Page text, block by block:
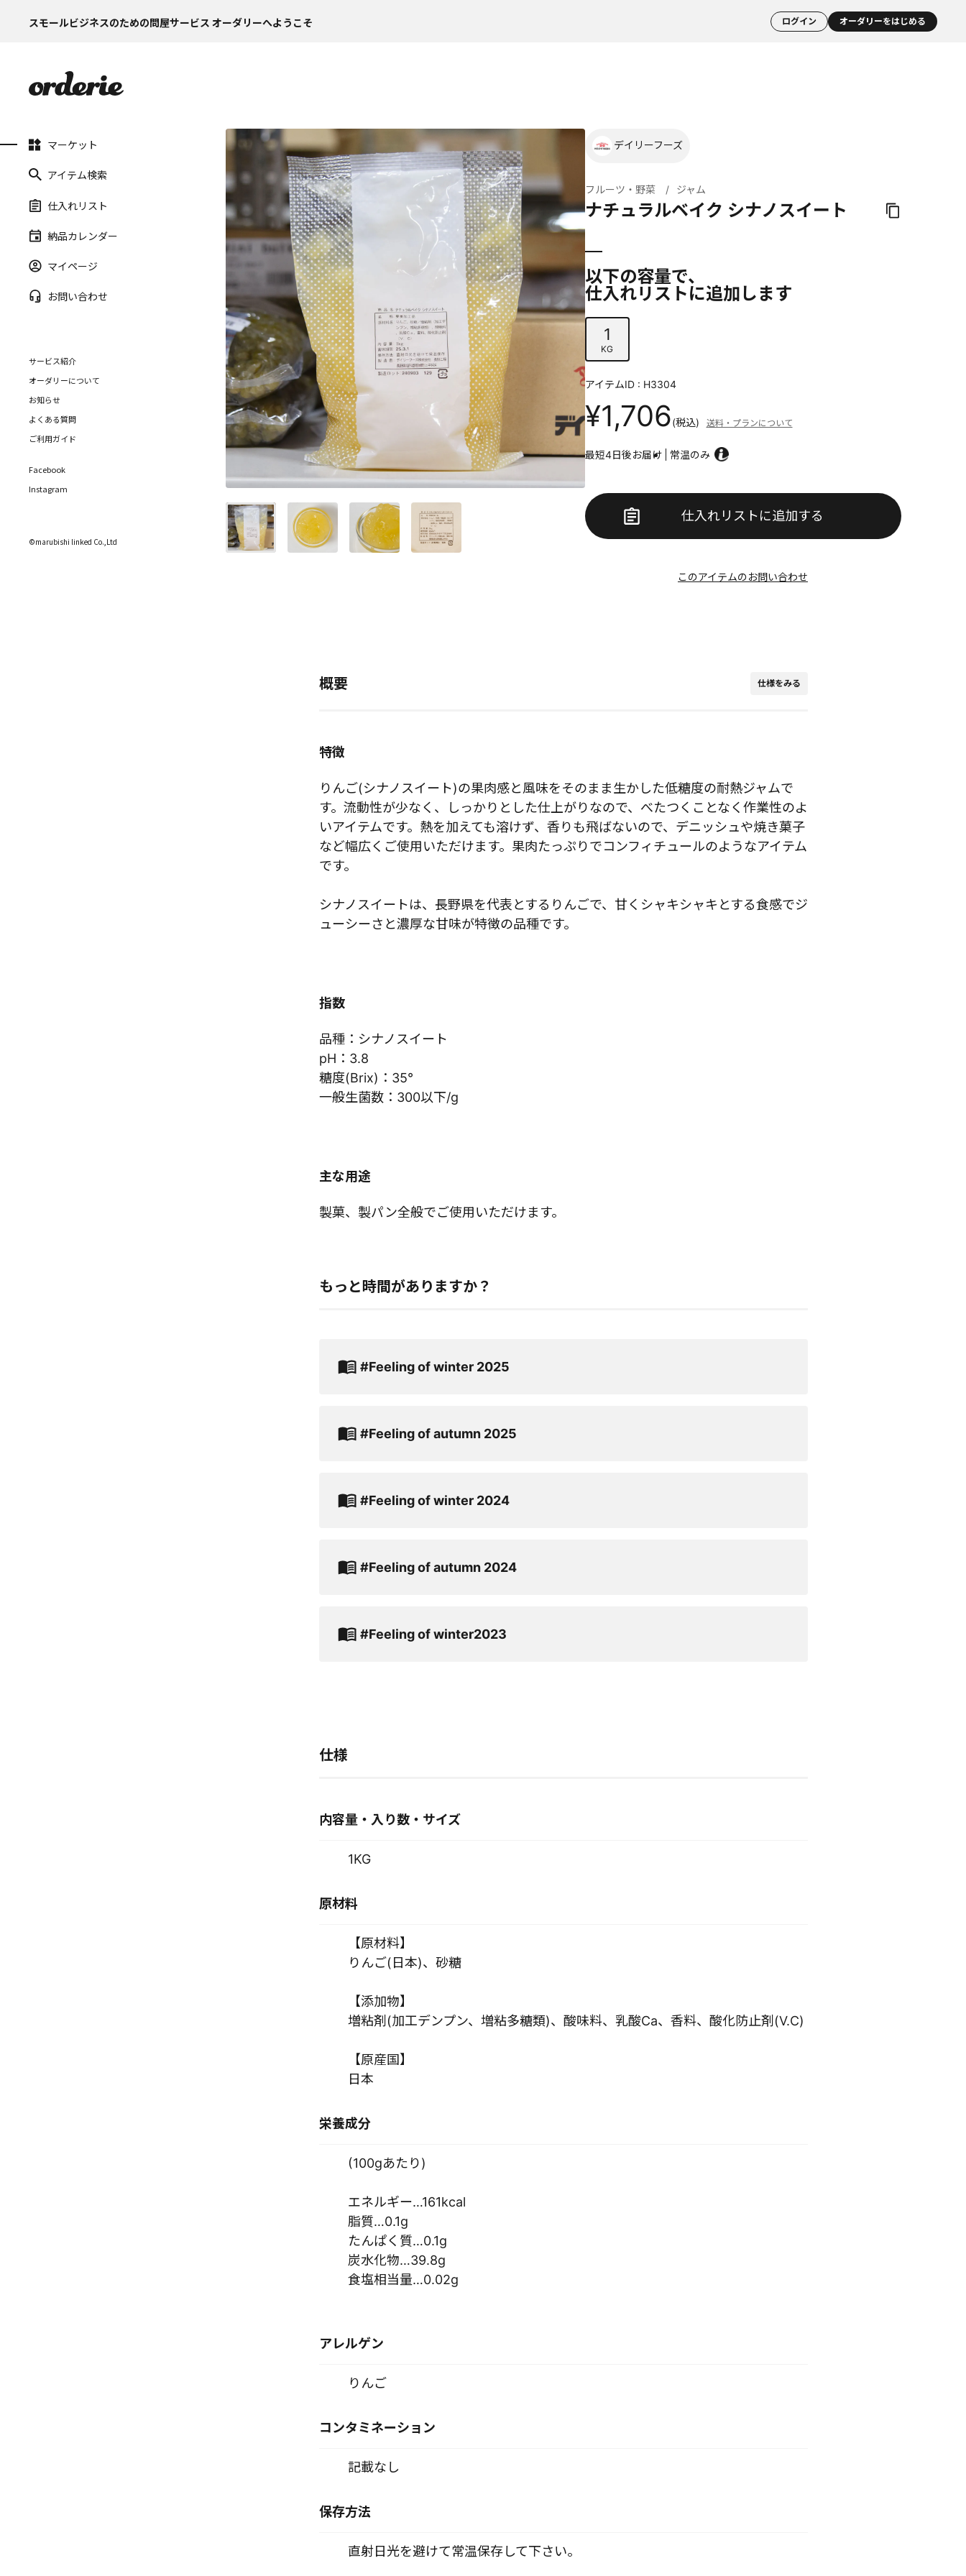
スモールビジネスのための問屋サービス オーダリーへようこそ ログイン オーダリーをはじめる
マーケット
アイテム検索
仕入れリスト
納品カレンダー
マイページ
お問い合わせ
サービス紹介
オーダリーについて
お知らせ
よくある質問
ご利用ガイド
Facebook
Instagram
©marubishi linked Co.,Ltd
デイリーフーズ
フルーツ・野菜 ジャム
ナチュラルベイク シナノスイート
以下の容量で、
仕入れリストに追加します
1
KG
アイテムID : H3304
¥1,706(税込) 送料・プランについて
最短4日後お届け 常温のみ
仕入れリストに追加する
このアイテムのお問い合わせ
概要 仕様をみる
特徴
りんご(シナノスイート)の果肉感と風味をそのまま生かした低糖度の耐熱ジャムで
す。流動性が少なく、しっかりとした仕上がりなので、べたつくことなく作業性のよ
いアイテムです。熱を加えても溶けず、香りも飛ばないので、デニッシュや焼き菓子
など幅広くご使用いただけます。果肉たっぷりでコンフィチュールのようなアイテム
です。
シナノスイートは、長野県を代表とするりんごで、甘くシャキシャキとする食感でジ
ューシーさと濃厚な甘味が特徴の品種です。
指数
品種：シナノスイート
pH：3.8
糖度(Brix)：35°
一般生菌数：300以下/g
主な用途
製菓、製パン全般でご使用いただけます。
もっと時間がありますか？
#Feeling of winter 2025
#Feeling of autumn 2025
#Feeling of winter 2024
#Feeling of autumn 2024
#Feeling of winter2023
仕様
内容量・入り数・サイズ
1KG
原材料
【原材料】
りんご(日本)、砂糖
【添加物】
増粘剤(加工デンプン、増粘多糖類)、酸味料、乳酸Ca、香料、酸化防止剤(V.C)
【原産国】
日本
栄養成分
(100gあたり)
エネルギー…161kcal
脂質…0.1g
たんぱく質…0.1g
炭水化物…39.8g
食塩相当量…0.02g
アレルゲン
りんご
コンタミネーション
記載なし
保存方法
直射日光を避けて常温保存して下さい。